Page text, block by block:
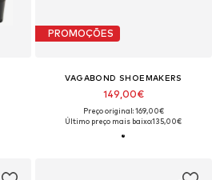
PROMOÇÕES
VAGABOND SHOEMAKERS
149,00€
Preço original: 169,00€
Último preço mais baixo:135,00€